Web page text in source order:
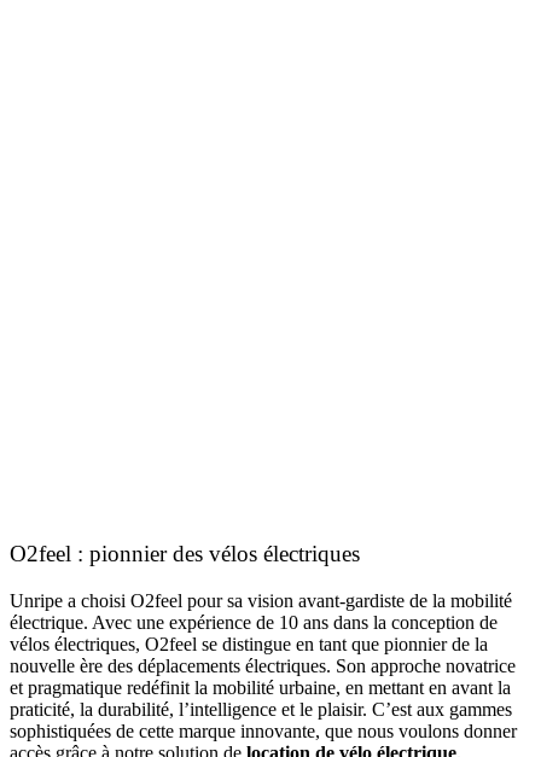
O2feel : pionnier des vélos électriques
Unripe a choisi O2feel pour sa vision avant-gardiste de la mobilité
électrique. Avec une expérience de 10 ans dans la conception de
vélos électriques, O2feel se distingue en tant que pionnier de la
nouvelle ère des déplacements électriques. Son approche novatrice
et pragmatique redéfinit la mobilité urbaine, en mettant en avant la
praticité, la durabilité, l’intelligence et le plaisir. C’est aux gammes
sophistiquées de cette marque innovante, que nous voulons donner